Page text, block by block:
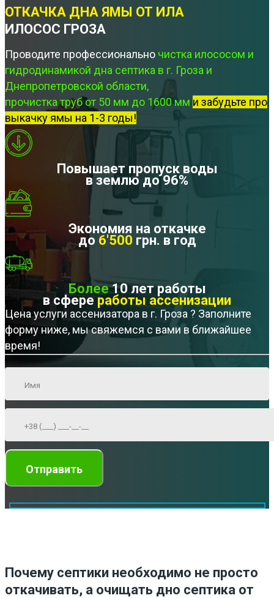
ОТКАЧКА ДНА ЯМЫ ОТ ИЛА
ИЛОСОС ГРОЗА
Проводите профессионально чистка илососом и
гидродинамикой дна септика в г. Гроза и
Днепропетровской области,
прочистка труб от 50 мм до 1600 мм и забудьте про
выкачку ямы на 1-3 годы!
Повышает пропуск воды
в землю до 96%
Экономия на откачке
до 6'500 грн. в год
Более10 лет работы
в сфере работы ассенизации
Цена услуги ассенизатора в г. Гроза ? Заполните
форму ниже, мы свяжемся с вами в ближайшее
время!
Почему септики необходимо не просто
откачивать, а очищать дно септика от